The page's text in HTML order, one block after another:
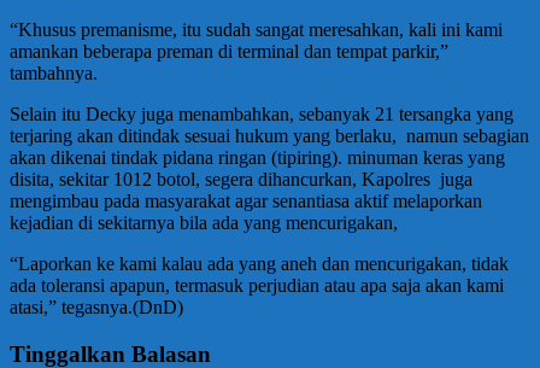
“Khusus premanisme, itu sudah sangat meresahkan, kali ini kami
amankan beberapa preman di terminal dan tempat parkir,”
tambahnya.
Selain itu Decky juga menambahkan, sebanyak 21 tersangka yang
terjaring akan ditindak sesuai hukum yang berlaku, namun sebagian
akan dikenai tindak pidana ringan (tipiring). minuman keras yang
disita, sekitar 1012 botol, segera dihancurkan, Kapolres juga
mengimbau pada masyarakat agar senantiasa aktif melaporkan
kejadian di sekitarnya bila ada yang mencurigakan,
“Laporkan ke kami kalau ada yang aneh dan mencurigakan, tidak
ada toleransi apapun, termasuk perjudian atau apa saja akan kami
atasi,” tegasnya.(DnD)
Tinggalkan Balasan